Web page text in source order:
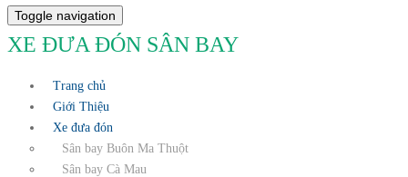
Toggle navigation
XE ĐƯA ĐÓN SÂN BAY
Trang chủ
Giới Thiệu
Xe đưa đón
Sân bay Buôn Ma Thuột
Sân bay Cà Mau